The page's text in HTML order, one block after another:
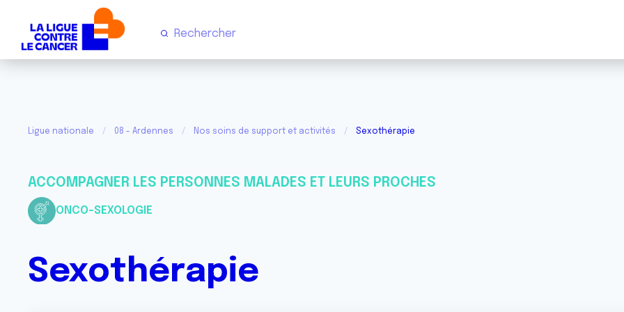
Ligue nationale 08 - Ardennes Nos soins de support et activités Sexothérapie
ACCOMPAGNER LES PERSONNES MALADES ET LEURS PROCHES
ONCO-SEXOLOGIE
Sexothérapie